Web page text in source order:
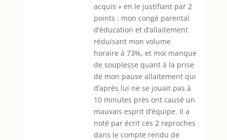
acquis » en le justifiant par 2
points : mon congé parental
d’éducation et d’allaitement
réduisant mon volume
horaire à 73%, et moi manque
de souplesse quant à la prise
de mon pause allaitement qui
d’après lui ne se jouait pas à
10 minutes près ont causé un
mauvais esprit d’équipe. Il a
noté par écrit ces 2 reproches
dans le compte rendu de